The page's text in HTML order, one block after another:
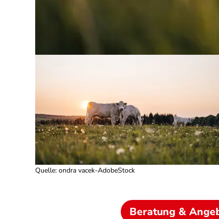
Quelle: ondra vacek-AdobeStock
Beratung &